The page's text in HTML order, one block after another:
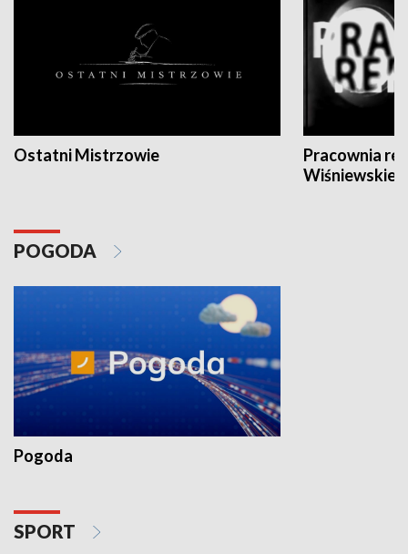
Ostatni Mistrzowie
Pracownia
POGODA
Pogoda
SPORT